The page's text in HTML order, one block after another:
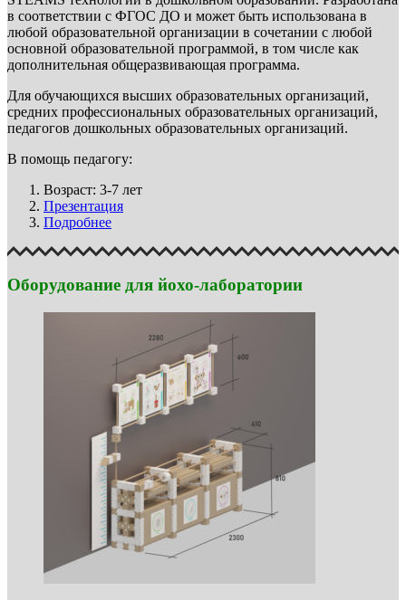
в соответствии с ФГОС ДО и может быть использована в
любой образовательной организации в сочетании с любой
основной образовательной программой, в том числе как
дополнительная общеразвивающая программа.
Для обучающихся высших образовательных организаций,
средних профессиональных образовательных организаций,
педагогов дошкольных образовательных организаций.
В помощь педагогу:
Возраст: 3-7 лет
Презентация
Подробнее
Оборудование для йохо-лаборатории